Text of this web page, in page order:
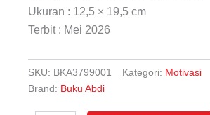
Ukuran : 12,5 × 19,5 cm
Terbit : Mei 2026
SKU: BKA3799001 Kategori: Motivasi
Brand: Buku Abdi